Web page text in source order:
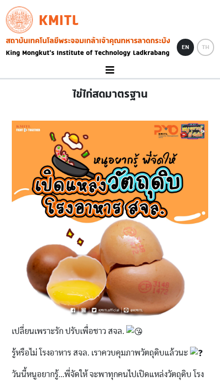
Skip to main content
KMITL
Image
EN TH
ไข่ไก่สดมาตรฐาน
เปลี่ยนเพราะรัก ปรับเพื่อชาว สจล.
รู้หรือไม่ โรงอาหาร สจล. เราควบคุมภาพวัตถุดิบแล้วนะ
วันนี้หนูอยากรู้...พี่จัดให้ จะพาทุกคนไปเปิดแหล่งวัตถุดิบ โรง